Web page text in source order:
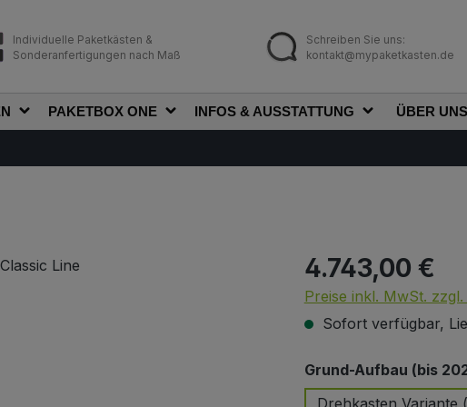
Individuelle Paketkästen &
Sonderanfertigungen nach Maß
Schreiben Sie uns:
kontakt@mypaketkasten.de
PAKETBOX ONE INFOS & AUSSTATTUNG ÜBER UNS
Regulärer Preis:
4.743,00 €
Preise inkl. MwSt.
Sofort verfügbar,
Grund-Aufbau (bis